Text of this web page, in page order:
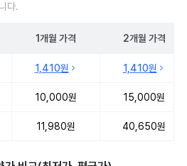
다.
1개월 가격 2개월 가격
1,410원 1,410원
10,000원 15,000원
11,980원 40,650원